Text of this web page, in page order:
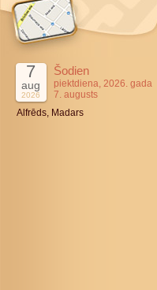
7
aug
2026
Šodien
piektdiena, 2026. gada
7. augusts
Alfrēds, Madars